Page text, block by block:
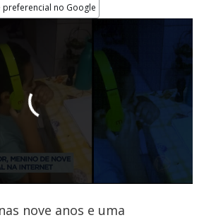
no Google
nove anos e uma